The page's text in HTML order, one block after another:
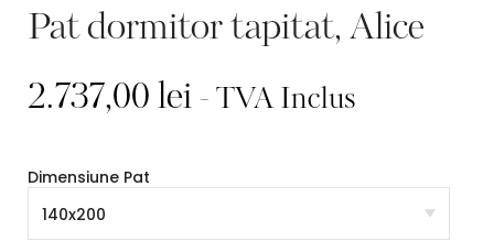
Pat dormitor tapitat, Alice
2.737,00 lei - TVA Inclus
Dimensiune Pat